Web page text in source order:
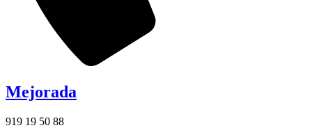
Mejorada
919 19 50 88